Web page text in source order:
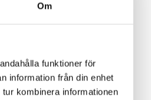
Om
funktioner för
information från din enhet
kombinera informationen